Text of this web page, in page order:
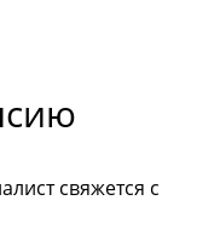
свяжется с